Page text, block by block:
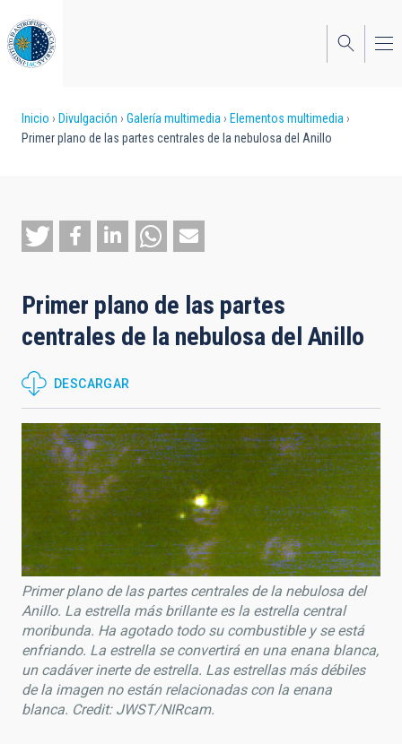
al
contenido
principal
Sobrescribir
enlaces
ayuda
a
navegación
Inicio Divulgación Galería multimedia
Elementos multimedia
Primer plano de las partes centrales de la nebulosa del Anillo
Primer plano de las partes
centrales de la nebulosa del Anillo
DESCARGAR
Primer plano de las partes centrales de la nebulosa del
Anillo. La estrella más brillante es la estrella central
moribunda. Ha agotado todo su combustible y se está
enfriando. La estrella se convertirá en una enana blanca,
un cadáver inerte de estrella. Las estrellas más débiles
de la imagen no están relacionadas con la enana
blanca. Credit: JWST/NIRcam.